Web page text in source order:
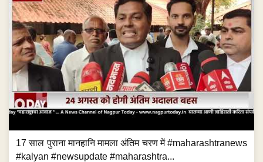
17 साल पुराना मानहानि मामला अंतिम चरण में #maharashtranews
#kalyan #newsupdate #maharashtra...